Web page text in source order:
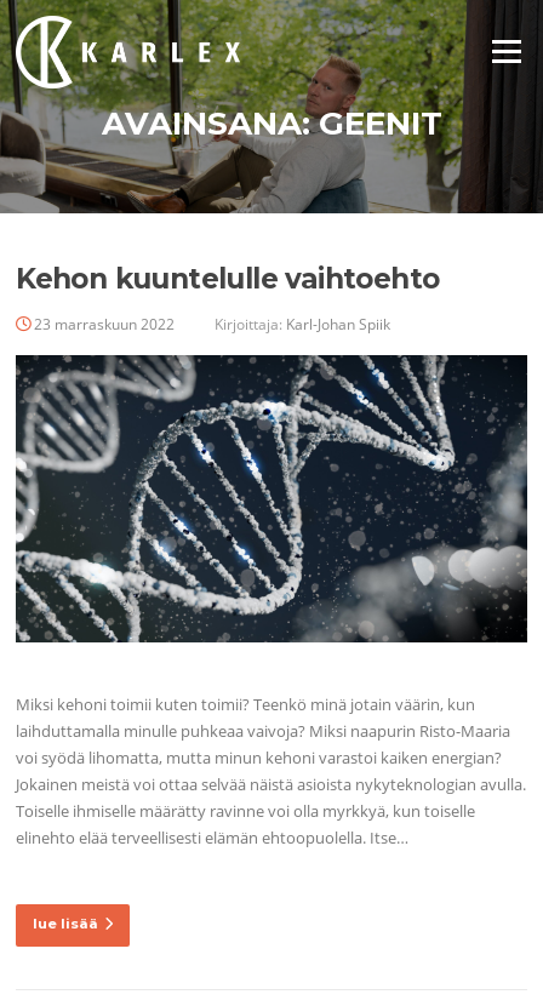
Siirry
suoraan
sisältöön
Valikko
AVAINSANA:GEENIT
Kehon kuuntelulle vaihtoehto
23 marraskuun 2022 Kirjoittaja: Karl-Johan Spiik
Miksi kehoni toimii kuten toimii? Teenkö minä jotain väärin, kun
laihduttamalla minulle puhkeaa vaivoja? Miksi naapurin Risto-Maaria
voi syödä lihomatta, mutta minun kehoni varastoi kaiken energian?
Jokainen meistä voi ottaa selvää näistä asioista nykyteknologian avulla.
Toiselle ihmiselle määrätty ravinne voi olla myrkkyä, kun toiselle
elinehto elää terveellisesti elämän ehtoopuolella. Itse…
lue lisää